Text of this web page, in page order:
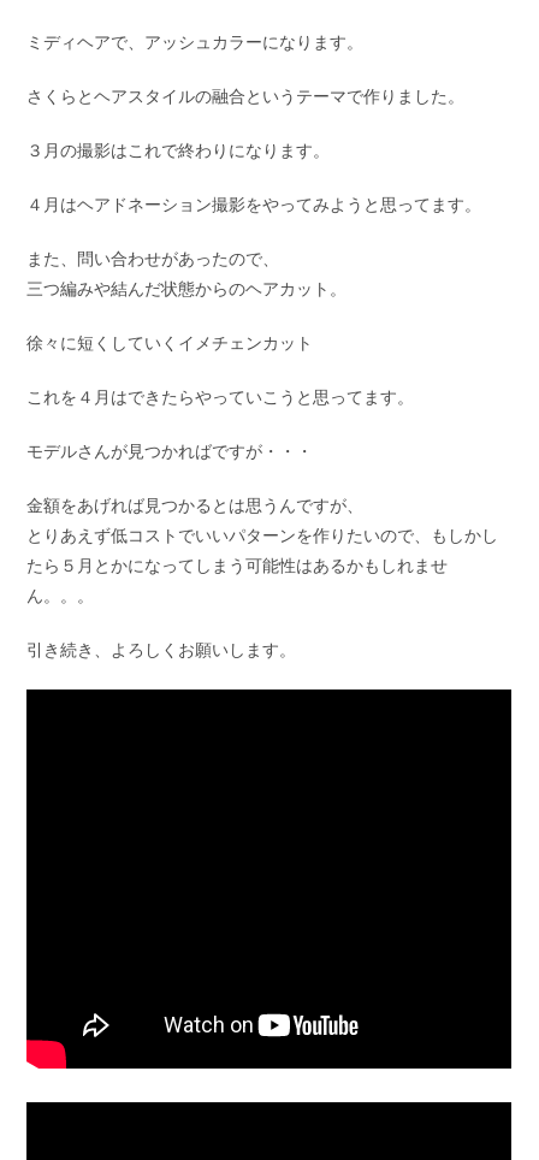
ミディヘアで、アッシュカラーになります。
さくらとヘアスタイルの融合というテーマで作りました。
３月の撮影はこれで終わりになります。
４月はヘアドネーション撮影をやってみようと思ってます。
また、問い合わせがあったので、
三つ編みや結んだ状態からのヘアカット。
徐々に短くしていくイメチェンカット
これを４月はできたらやっていこうと思ってます。
モデルさんが見つかればですが・・・
金額をあげれば見つかるとは思うんですが、
とりあえず低コストでいいパターンを作りたいので、もしかし
たら５月とかになってしまう可能性はあるかもしれませ
ん。。。
引き続き、よろしくお願いします。